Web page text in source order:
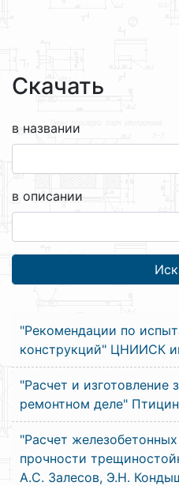
Скачать
в названии
в описании
"Рекомендации по
конструкций" ЦНИИСК
"Расчет и изготовление
ремонтном деле" Птицин
"Расчет
прочности
А.С. Залесов, Э.Н.